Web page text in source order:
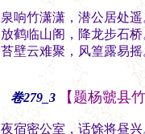
泉响竹潇潇，潜公居处
放鹤临山阁，降龙步石
苔壁云难聚，风篁露易
卷279_3 【题杨虢县
夜宿密公室，话馀将昼